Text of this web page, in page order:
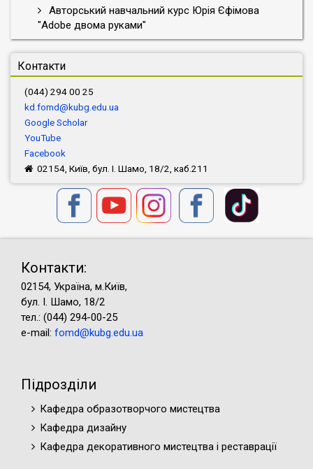
Авторський навчальний курс Юрія Єфімова
"Adobe двома руками"
Контакти
(044) 294 00 25
kd.fomd@kubg.edu.ua
Google Scholar
YouTube
Facebook
02154, Київ, бул. І. Шамо, 18/2, каб.211
Контакти:
02154, Україна, м.Київ,
бул. І. Шамо, 18/2
тел.: (044) 294-00-25
e-mail: fomd@kubg.edu.ua
Підрозділи
Кафедра образотворчого мистецтва
Кафедра дизайну
Кафедра декоративного мистецтва і реставрації